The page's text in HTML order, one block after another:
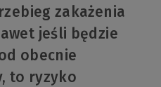
zakażenia
jeśli będzie
obecnie
to ryzyko